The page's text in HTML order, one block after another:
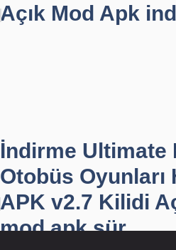
Açık Mod Apk
İndirme Ultimate
Otobüs Oyunları
APK v2.7 Kilidi
mod apk sür...